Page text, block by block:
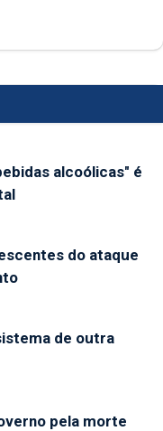
alcoólicas" é
do ataque
de outra
pela morte